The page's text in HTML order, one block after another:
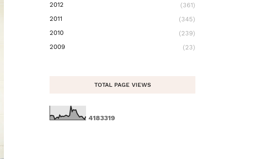
2012
(361)
2011
(345)
2010
(239)
2009
(23)
TOTAL PAGE VIEWS
4183319